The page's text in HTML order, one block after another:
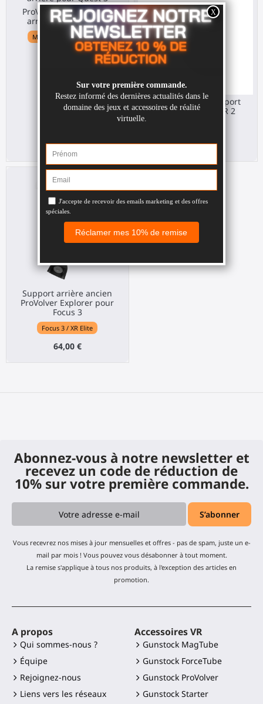
ProVolver Elite Support
arrière pour Quest 3
Meta Quest 3 / 3S / Pro
65,00 €
ProVolver Elite Support
arrière pour PS VR 2
65,00 €
Support arrière ancien
ProVolver Explorer pour
Focus 3
Focus 3 / XR Elite
64,00 €
Abonnez-vous à notre newsletter et
recevez un code de réduction de
10% sur votre première commande.
Vous recevrez nos mises à jour mensuelles et offres - pas de spam, juste un e-
mail par mois ! Vous pouvez vous désabonner à tout moment.
La remise s'applique à tous nos produits, à l'exception des articles en
promotion.
A propos
Qui sommes-nous ?
Équipe
Rejoignez-nous
Liens vers les réseaux
Accessoires VR
Gunstock MagTube
Gunstock ForceTube
Gunstock ProVolver
Gunstock Starter